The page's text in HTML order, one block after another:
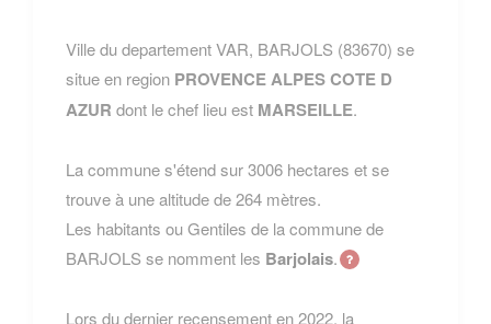
Ville du departement VAR, BARJOLS (83670) se
situe en region PROVENCE ALPES COTE D
AZUR dont le chef lieu est MARSEILLE.
La commune s'étend sur 3006 hectares et se
trouve à une altitude de 264 mètres.
Les habitants ou Gentiles de la commune de
BARJOLS se nomment les Barjolais.
Lors du dernier recensement en 2022, la